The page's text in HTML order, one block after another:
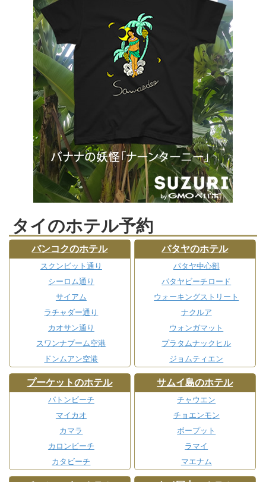
タイのホテル予約
バンコクのホテル
スクンビット通り
シーロム通り
サイアム
ラチャダー通り
カオサン通り
スワンナプーム空港
ドンムアン空港
パタヤのホテル
パタヤ中心部
パタヤビーチロード
ウォーキングストリート
ナクルア
ウォンガマット
プラタムナックヒル
ジョムティエン
プーケットのホテル
パトンビーチ
マイカオ
カマラ
カロンビーチ
カタビーチ
サムイ島のホテル
チャウエン
チョエンモン
ボープット
ラマイ
マエナム